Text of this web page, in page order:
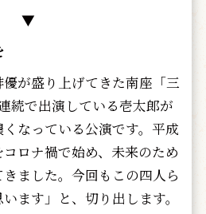
▼
が盛り上げてきた南座「三
続で出演している壱太郎が
くなっている公演です。平成
ロナ禍で始め、未来のため
ました。今回もこの四人ら
ます」と、切り出します。